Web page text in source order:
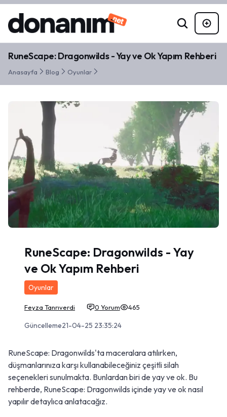
RuneScape: Dragonwilds - Yay ve Ok Yapım Rehberi
Anasayfa Blog Oyunlar
RuneScape: Dragonwilds - Yay
ve Ok Yapım Rehberi
Oyunlar
Feyza Tanrıverdi 0 Yorum 465
Güncelleme21-04-25 23:35:24
RuneScape: Dragonwilds'ta maceralara atılırken,
düşmanlarınıza karşı kullanabileceğiniz çeşitli silah
seçenekleri sunulmakta. Bunlardan biri de yay ve ok. Bu
rehberde, RuneScape: Dragonwilds içinde yay ve ok nasıl
yapılır detaylıca anlatacağız.